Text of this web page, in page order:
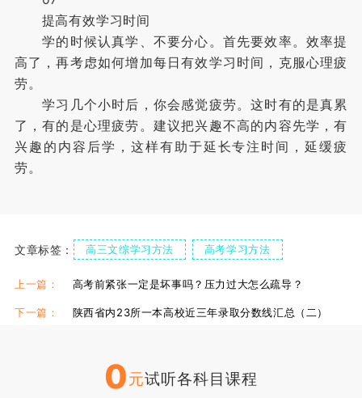
提高有效学习时间
学的时候认真学、不要分心。首先要效率。效率提
高了，再考虑如何增加每日有效学习时间，克服心理疲
劳。
学习几个小时后，你会感觉疲劳。这时有的是真累
了，有的是心理疲劳。建议把兴趣不高的内容先学，有
兴趣的内容后学，这样有助于延长专注时间，延缓疲
劳。
文章标签： 高三文综学习方法 高考学习方法
上一篇： 高考前紧张一定是坏事吗？压力过大怎么疏导？
下一篇： 陕西省内23所一本高校近三年录取分数线汇总（二）
0元试听各科目课程